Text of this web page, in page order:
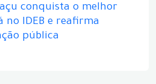
conquista o melhor
no IDEB e reafirma
pública